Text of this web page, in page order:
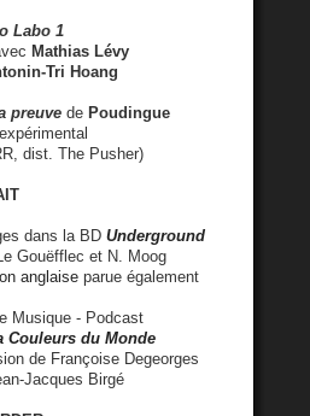
Labo 1
Mathias Lévy
Tri Hoang
preuve de Poudingue
dist. The Pusher)
dans la BD Underground
Gouëfflec et N. Moog
anglaise parue également
Musique - Podcast
du Monde
de Françoise Degeorges
Jacques Birgé